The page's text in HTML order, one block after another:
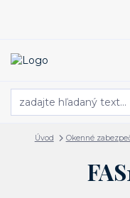
Úvod Okenné